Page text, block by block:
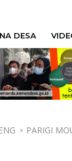
DESA
PARIGI